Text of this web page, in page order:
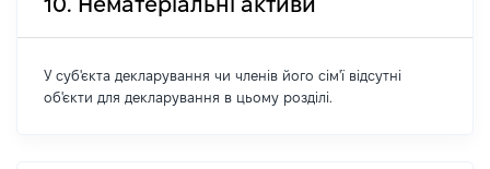
У суб'єкта декларування чи членів його сім'ї відсутні
об'єкти для декларування в цьому розділі.